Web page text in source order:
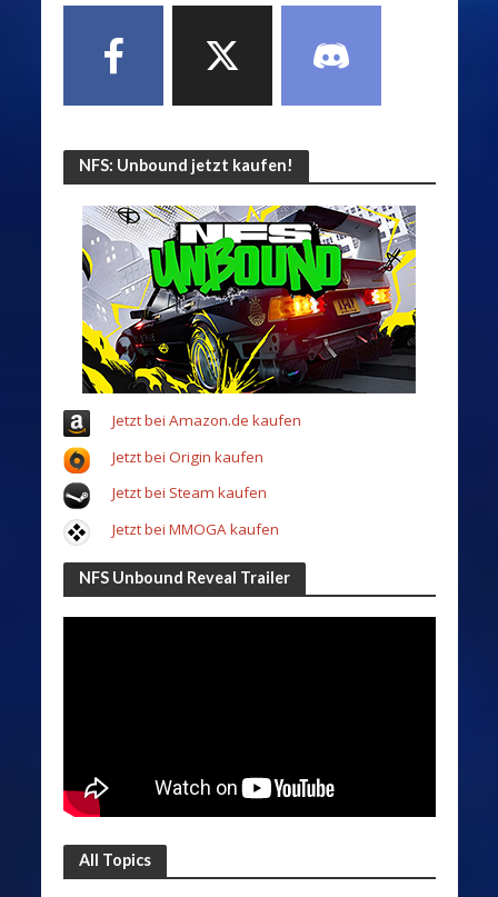
NFS: Unbound jetzt kaufen!
Jetzt bei Amazon.de kaufen
Jetzt bei Origin kaufen
Jetzt bei Steam kaufen
Jetzt bei MMOGA kaufen
NFS Unbound Reveal Trailer
All Topics